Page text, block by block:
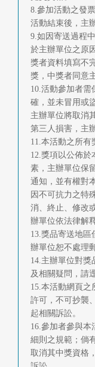
8.參加活動之發
活動結束後，主
9.如因寄送過程
於主辦單位之原
獎者資料填寫不
獎，中獎者同意
10.活動參加者
確，並未冒用或
主辦單位將取消
第三人損害，主
11.本活動之所有
12.獎項以公佈於
素，主辦單位保
通知，並有權對
因不可抗力之特
消、終止、修改
辦單位依法律解
13.獎品寄送地
辦單位恕不處理
14.主辦單位對獎
及相關疑問，請
15.本活動網頁
許可，不可抄襲
起相關訴訟。
16.參加者參與本
細則之規範；倘
取消其中獎資格